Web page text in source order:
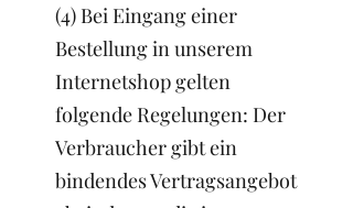
(4) Bei Eingang einer
Bestellung in unserem
Internetshop gelten
folgende Regelungen: Der
Verbraucher gibt ein
bindendes Vertragsangebot